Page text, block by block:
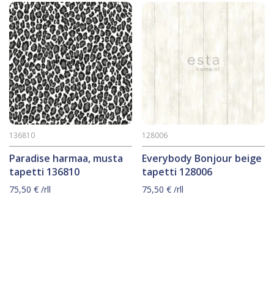
Paradise harmaa, musta
tapetti 136810
136810
75,50 € /rll
Everybody Bonjour beige
tapetti 128006
128006
75,50€ /rll